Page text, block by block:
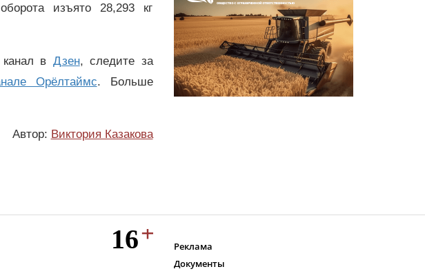
изъято 28,293 кг
в Дзен, следите за
Орёлтаймс. Больше
Автор: Виктория Казакова
Реклама
Документы